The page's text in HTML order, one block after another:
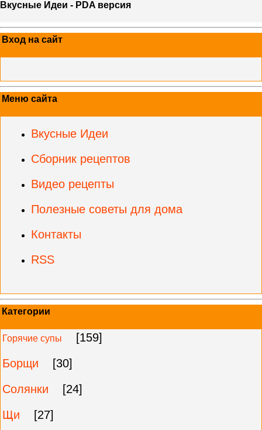
Вкусные Идеи - PDA версия
Вход на сайт
Меню сайта
Вкусные Идеи
Сборник рецептов
Видео рецепты
Полезные советы для дома
Контакты
RSS
Категории
Горячие супы
[159]
Борщи
[30]
Солянки
[24]
Щи
[27]